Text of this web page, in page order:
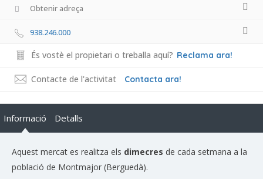
Obtenir adreça
938.246.000
És vostè el propietari o treballa aquí? Reclama ara!
Contacte de l'activitat Contacta ara!
Informació Detalls
Aquest mercat es realitza els dimecres de cada setmana a la
població de Montmajor (Berguedà).